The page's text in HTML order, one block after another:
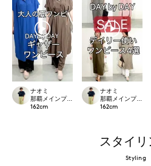
ナオミ
那覇メインプレイスI.T.'S.international
162cm
ナオミ
那覇メインプレ
162cm
スタイ
Styling